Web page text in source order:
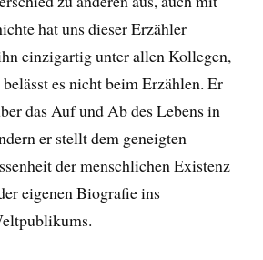
hat uns dieser Erzähler
einzigartig unter allen Kollegen,
es nicht beim Erzählen. Er
das Auf und Ab des Lebens in
er stellt dem geneigten
der menschlichen Existenz
eigenen Biografie ins